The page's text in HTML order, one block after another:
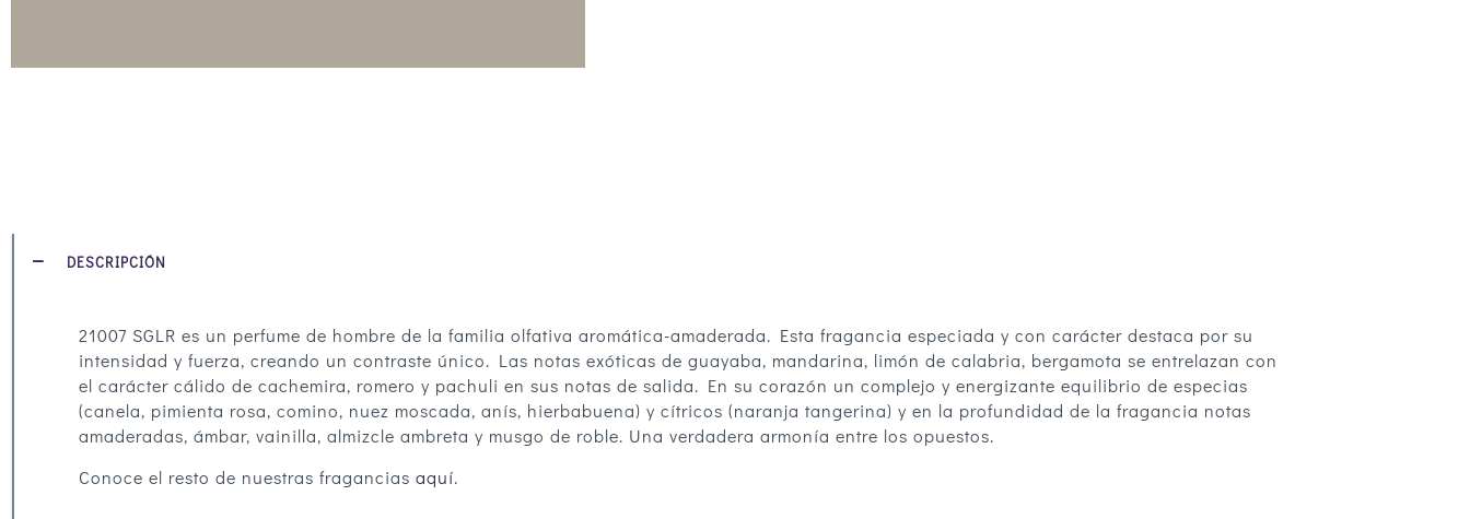
DESCRIPCIÓN
21007 SGLR es un perfume de hombre de la familia olfativa aromática-amaderada. Esta fragancia especiada y con carácter destaca por su
intensidad y fuerza, creando un contraste único. Las notas exóticas de guayaba, mandarina, limón de calabria, bergamota se entrelazan con
el carácter cálido de cachemira, romero y pachuli en sus notas de salida. En su corazón un complejo y energizante equilibrio de especias
(canela, pimienta rosa, comino, nuez moscada, anís, hierbabuena) y cítricos (naranja tangerina) y en la profundidad de la fragancia notas
amaderadas, ámbar, vainilla, almizcle ambreta y musgo de roble. Una verdadera armonía entre los opuestos.
Conoce el resto de nuestras fraganciasaquí.